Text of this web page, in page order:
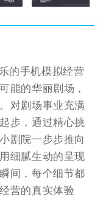
的手机模拟经营
能的华丽剧场，
对剧场事业充满
步，通过精心挑
剧院一步步推向
细腻生动的呈现
间，每个细节都
营的真实体验